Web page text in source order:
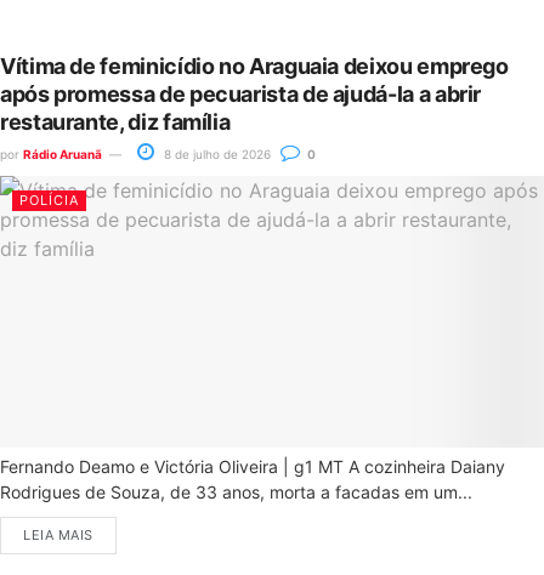
Vítima de feminicídio no Araguaia deixou emprego
após promessa de pecuarista de ajudá-la a abrir
restaurante, diz família
por Rádio Aruanã 8 de julho de 2026 0
POLÍCIA
Fernando Deamo e Victória Oliveira | g1 MT A cozinheira Daiany
Rodrigues de Souza, de 33 anos, morta a facadas em um...
LEIA MAIS